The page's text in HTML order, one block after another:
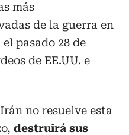
más
de la guerra en
pasado 28 de
de EE.UU. e
no resuelve esta
destruirá sus